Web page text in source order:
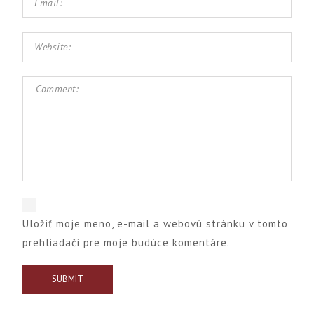
Uložiť moje meno, e-mail a webovú stránku v tomto
prehliadači pre moje budúce komentáre.